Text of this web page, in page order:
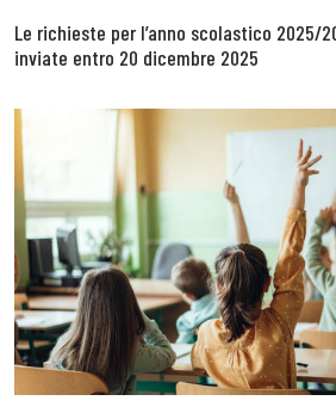
Le richieste per l’anno scolastico 2025/
inviate entro 20 dicembre 2025